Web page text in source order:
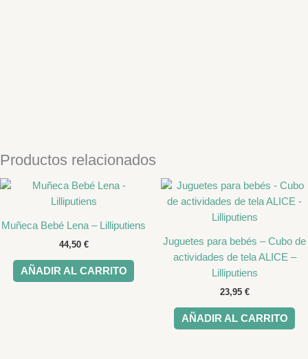
Productos relacionados
Muñeca Bebé Lena – Lilliputiens
44,50 €
AÑADIR AL CARRITO
Juguetes para bebés – Cubo de
actividades de tela ALICE –
Lilliputiens
23,95 €
AÑADIR AL CARRITO